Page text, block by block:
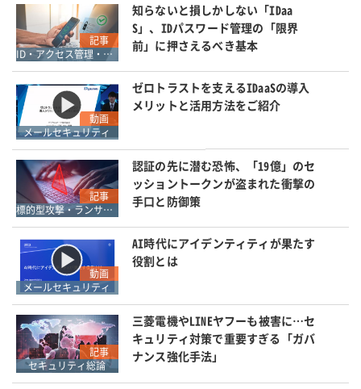
記事
ID・アクセス管理・認証
知らないと損しかしない「IDaa
S」、IDパスワード管理の「限界
前」に押さえるべき基本
動画
メールセキュリティ
ゼロトラストを支えるIDaaSの導入
メリットと活用方法をご紹介
記事
標的型攻撃・ランサムウェア対策
認証の先に潜む恐怖、「19億」のセ
ッショントークンが盗まれた衝撃の
手口と防御策
動画
メールセキュリティ
AI時代にアイデンティティが果たす
役割とは
記事
セキュリティ総論
三菱電機やLINEヤフーも被害に…セ
キュリティ対策で重要すぎる「ガバ
ナンス強化手法」